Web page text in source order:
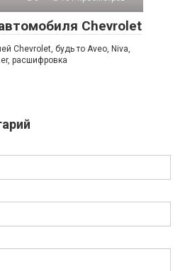
Chevrolet
Chevrolet, будь то Aveo, Niva,
расшифровка